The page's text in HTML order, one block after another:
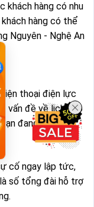
khách hàng có nhu
hàng có thể
Nguyên - Nghệ An
thoại điện lực
vấn đề về lịch cúp
đang gặp phải.
cố ngay lập tức,
số tổng đài hỗ trợ